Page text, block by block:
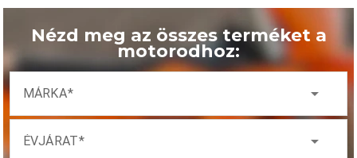
Nézd meg az összes terméket a
motorodhoz:
MÁRKA arrow_drop_down
ÉVJÁRAT arrow_drop_down